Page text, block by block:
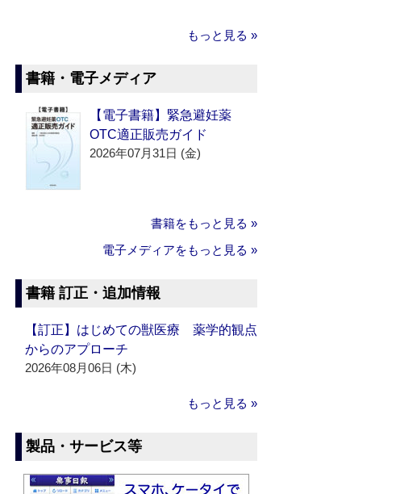
もっと見る »
書籍・電子メディア
【電子書籍】緊急避妊薬
OTC適正販売ガイド
2026年07月31日 (金)
書籍をもっと見る »
電子メディアをもっと見る »
書籍 訂正・追加情報
【訂正】はじめての獣医療 薬学的観点
からのアプローチ
2026年08月06日 (木)
もっと見る »
製品・サービス等